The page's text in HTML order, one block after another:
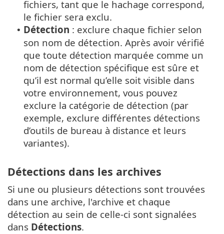
fichiers, tant que le hachage correspond,
le fichier sera exclu.
• Détection : exclure chaque fichier selon
son nom de détection. Après avoir vérifié
que toute détection marquée comme un
nom de détection spécifique est sûre et
qu’il est normal qu’elle soit visible dans
votre environnement, vous pouvez
exclure la catégorie de détection (par
exemple, exclure différentes détections
d’outils de bureau à distance et leurs
variantes).
Détections dans les archives
Si une ou plusieurs détections sont trouvées
dans une archive, l'archive et chaque
détection au sein de celle-ci sont signalées
dans Détections.